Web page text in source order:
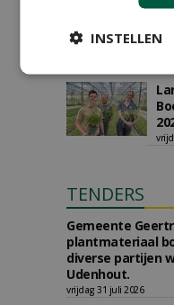
TENDERS
Gemeente
plantmateriaal
diverse partijen
Udenhout.
vrijdag 31 juli 2026
INSTELLEN